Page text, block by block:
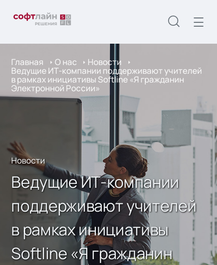
Главная О нас Новости
Ведущие ИТ-компании поддерживают учителей
в рамках инициативы Softline «Я гражданин
Электронной России»
Новости
Ведущие ИТ-компании
поддерживают учителей
в рамках инициативы
Softline «Я гражданин